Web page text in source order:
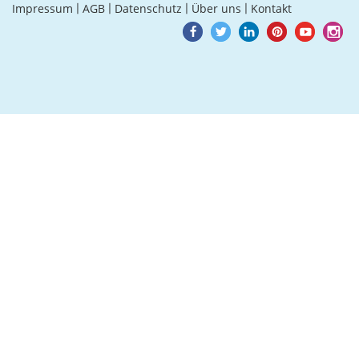
Impressum AGB Datenschutz Über uns Kontakt